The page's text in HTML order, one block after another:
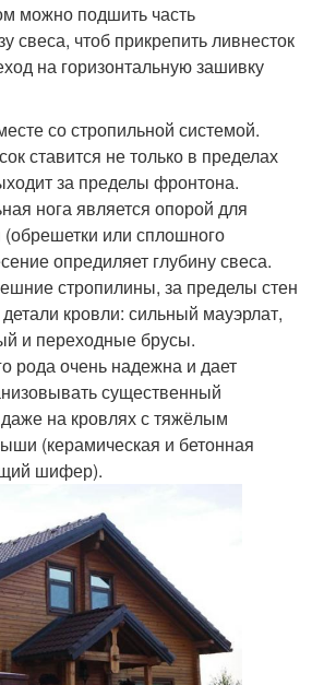
можно подшить часть
свеса, чтоб прикрепить ливнесток
на горизонтальную зашивку
со стропильной системой.
ставится не только в пределах
за пределы фронтона.
нога является опорой для
или сплошного
опредиляет глубину свеса.
стропилины, за пределы стен
кровли: сильный мауэрлат,
и переходные брусы.
рода очень надежна и дает
существенный
на кровлях с тяжёлым
(керамическая и бетонная
шифер).